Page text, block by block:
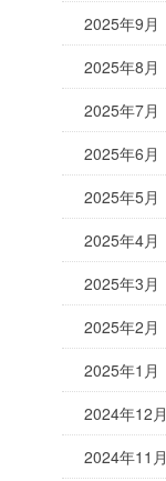
2025年9月
2025年8月
2025年7月
2025年6月
2025年5月
2025年4月
2025年3月
2025年2月
2025年1月
2024年12月
2024年11月